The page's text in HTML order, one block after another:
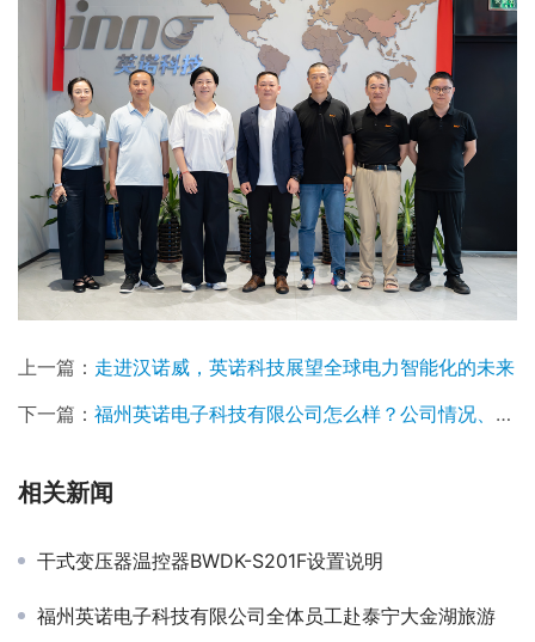
上一篇： 走进汉诺威，英诺科技展望全球电力智能化的未来
下一篇： 福州英诺电子科技有限公司怎么样？公司情况、工资福利、通勤环境和发展空间介绍
相关新闻
干式变压器温控器BWDK-S201F设置说明
福州英诺电子科技有限公司全体员工赴泰宁大金湖旅游